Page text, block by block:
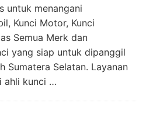
untuk menangani
Kunci Motor, Kunci
Semua Merk dan
yang siap untuk dipanggil
Sumatera Selatan. Layanan
ahli kunci …